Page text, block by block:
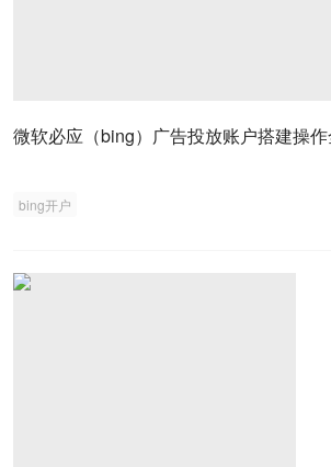
微软必应（bing）广告投放账户搭建操
bing开户